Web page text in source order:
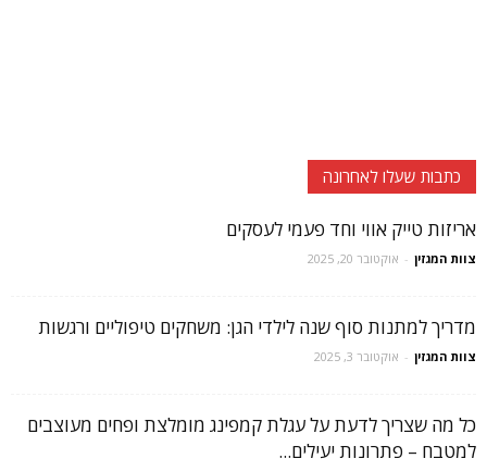
כתבות שעלו לאחרונה
אריזות טייק אווי וחד פעמי לעסקים
צוות המגזין - אוקטובר 20, 2025
מדריך למתנות סוף שנה לילדי הגן: משחקים טיפוליים ורגשות
צוות המגזין - אוקטובר 3, 2025
כל מה שצריך לדעת על עגלת קמפינג מומלצת ופחים מעוצבים
למטבח – פתרונות יעילים...